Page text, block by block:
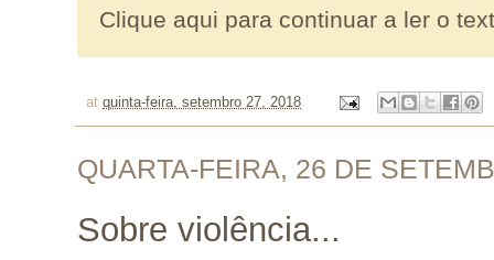
Clique aqui para continuar a ler o
at quinta-feira, setembro 27, 2018
QUARTA-FEIRA, 26 DE
Sobre violência...